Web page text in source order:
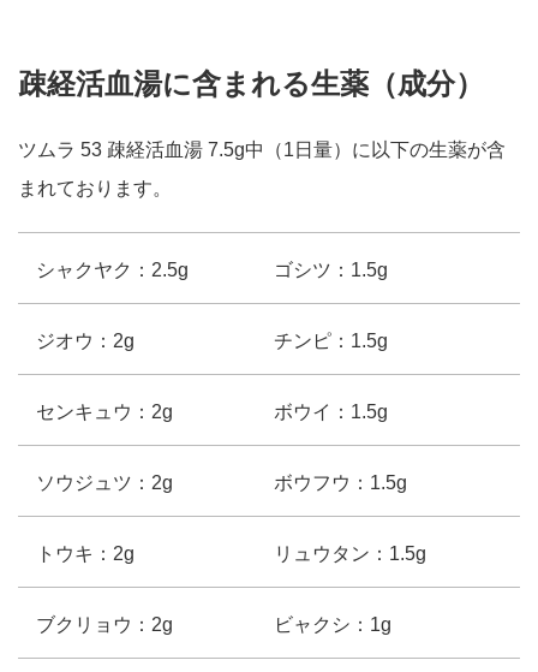
疎経活血湯に含まれる生薬（成分）
ツムラ 53 疎経活血湯 7.5g中（1日量）に以下の生薬が含
まれております。
シャクヤク：2.5g ゴシツ：1.5g
ジオウ：2g チンピ：1.5g
センキュウ：2g ボウイ：1.5g
ソウジュツ：2g ボウフウ：1.5g
トウキ：2g リュウタン：1.5g
ブクリョウ：2g ビャクシ：1g